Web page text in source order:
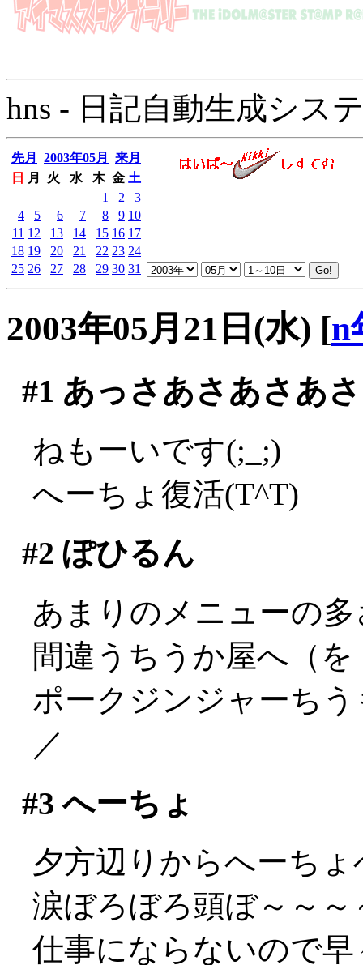
hns - 日記自動生成シス
先月 2003年05月
来月
日
月 火 水 木 金 土
1
2
3
4
5 6 7 8 9 10
11 12 13 14 15 16 17
18 19 20 21 22 23 24
25 26 27 28 29 30 31
2003年05月21日(水) [n
#1 あっさあさあさあ
ねもーいです(;_;)
へーちょ復活(T^T)
#2 ぽひるん
あまりのメニューの
間違うちうか屋へ（を
ポークジンジャーち
／
#3 へーちょ
夕方辺りからへーち
涙ぼろぼろ頭ぼ～～～
仕事にならないので